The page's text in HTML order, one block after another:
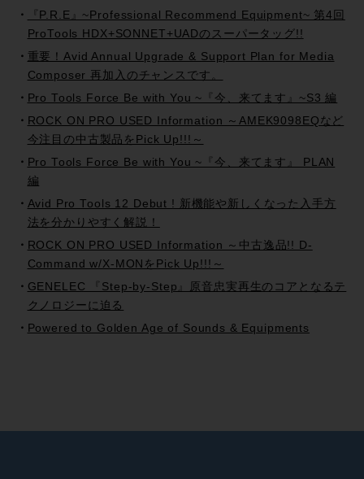
『P.R.E』~Professional Recommend Equipment~ 第4回
ProTools HDX+SONNET+UADのスーパータッグ!!
重要！Avid Annual Upgrade & Support Plan for Media
Composer 再加入のチャンスです。
Pro Tools Force Be with You ~『今、来てます』~S3 編
ROCK ON PRO USED Information ～AMEK9098EQなど
今注目の中古製品をPick Up!!!～
Pro Tools Force Be with You ~『今、来てます』 PLAN
編
Avid Pro Tools 12 Debut ! 新機能や新しくなった入手方
法を分かりやすく解説！
ROCK ON PRO USED Information ～中古逸品!! D-
Command w/X-MONをPick Up!!!～
GENELEC 『Step-by-Step』原音忠実再生のコアとなるテ
クノロジーに迫る
Powered to Golden Age of Sounds & Equipments